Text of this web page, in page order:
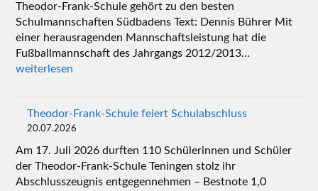
Theodor-Frank-Schule gehört zu den besten
Schulmannschaften Südbadens Text: Dennis Bührer Mit
einer herausragenden Mannschaftsleistung hat die
Fußballmannschaft des Jahrgangs 2012/2013…
weiterlesen
Theodor-Frank-Schule feiert Schulabschluss
20.07.2026
Am 17. Juli 2026 durften 110 Schülerinnen und Schüler
der Theodor-Frank-Schule Teningen stolz ihr
Abschlusszeugnis entgegennehmen – Bestnote 1,0